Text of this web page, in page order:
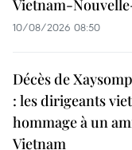
Vietnam-
10/08/2026 08:50
Décès de
: les dirigeants
hommage à un
Vietnam